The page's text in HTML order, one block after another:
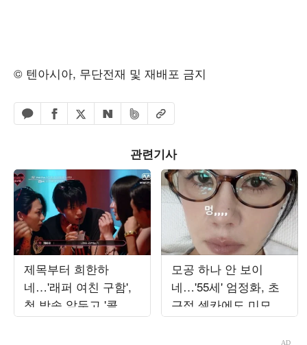
© 텐아시아, 무단전재 및 재배포 금지
카카오톡 공유하기
페이스북 공유하기
엑스 공유하기
네이버 공유하기
밴드 공유하기
URL복사
관련기사
제목부터 희한하
네…'래퍼 여친 구함',
첫 방송 앞두고 '콜아
웃 ♥데이트' 현장 공개
모공 하나 안 보이
네…'55세' 엄정화, 초
근접 셀카에도 미모 자
신감 '대폭발'